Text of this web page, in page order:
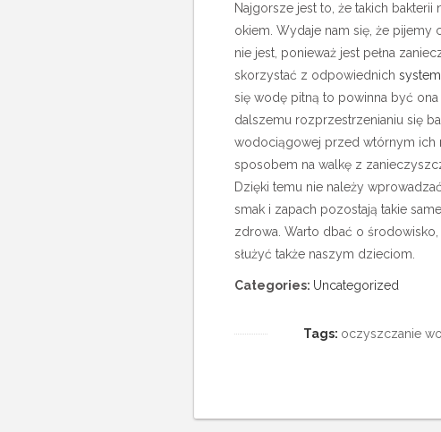
Najgorsze jest to, że takich
okiem. Wydaje nam się, że pijemy
nie jest, ponieważ jest pełna
skorzystać z odpowiednich
się wodę pitną to powinna być
dalszemu rozprzestrzenianiu się
wodociągowej przed wtórnym ich
sposobem na walkę z
Dzięki temu nie należy
smak i zapach pozostają takie
zdrowa. Warto dbać o
służyć także naszym dzieciom.
Categories: Uncategorized
Tags: oczyszczanie